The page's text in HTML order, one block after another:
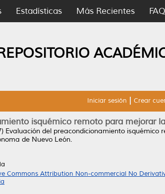
Estadísticas Más Recientes
Iniciar sesión Crear
isquémico remoto para mejorar
Evaluación del preacondicionamiento
de Nuevo León.
Commons Attribution Non-commercial No